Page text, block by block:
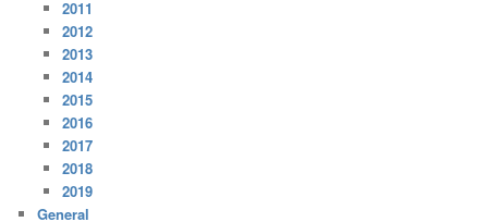
2011
2012
2013
2014
2015
2016
2017
2018
2019
General